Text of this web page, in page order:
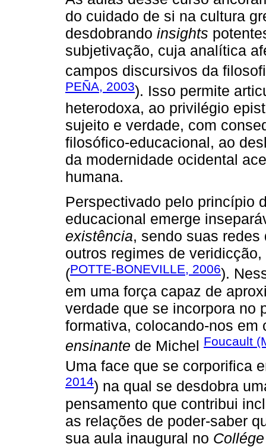
do cuidado de si na cultura
desdobrando insights
subjetivação, cuja analítica
campos discursivos da
PEÑA, 2003). Isso permite
heterodoxa, ao privilégio
sujeito e verdade, com
filosófico-educacional, ao
da modernidade ocidental
humana.
Perspectivado pelo princípio
educacional emerge
existência, sendo suas
outros regimes de
(POTTE-BONEVILLE, 2006).
em uma força capaz de
verdade que se incorpora no
formativa, colocando-nos em
ensinante de Michel Foucault
Uma face que se corporifica
2014) na qual se desdobra
pensamento que contribui
as relações de poder-saber
sua aula inaugural no